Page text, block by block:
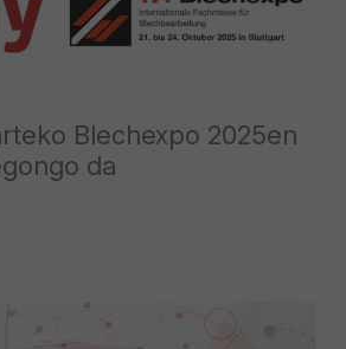
Blechexpo 2025en
da